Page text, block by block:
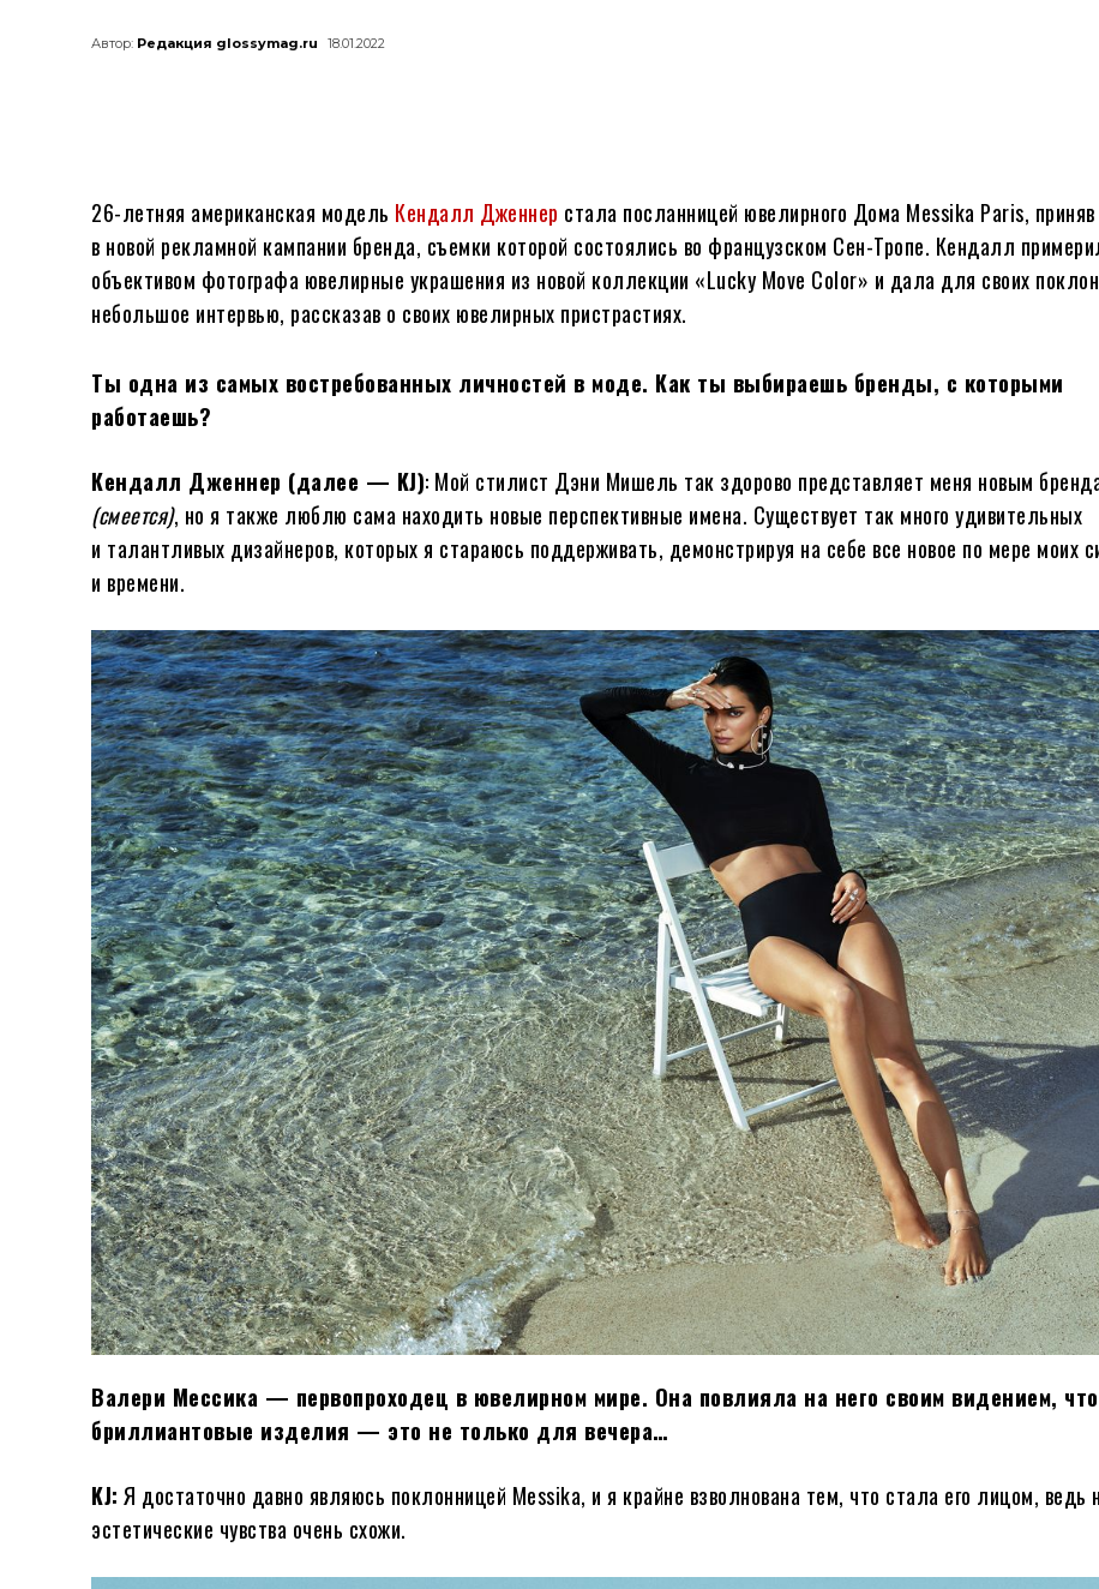
Автор: Редакция glossymag.ru 18.01.2022
26-летняя американская модель Кендалл Дженнер стала посланницей ювелирного Дома Messika Paris, приняв
в новой рекламной кампании бренда, съемки которой состоялись во французском Сен-Тропе. Кендалл
объективом фотографа ювелирные украшения из новой коллекции «Lucky Move Color» и дала для своих
небольшое интервью, рассказав о своих ювелирных пристрастиях.
Ты одна из самых востребованных личностей в моде. Как ты выбираешь бренды, с которыми
работаешь?
Кендалл Дженнер (далее — KJ): Мой стилист Дэни Мишель так здорово представляет меня новым
(смеется), но я также люблю сама находить новые перспективные имена. Существует так много удивительных
и талантливых дизайнеров, которых я стараюсь поддерживать, демонстрируя на себе все новое по мере моих
и времени.
Валери Мессика — первопроходец в ювелирном мире. Она повлияла на него своим видением, что
бриллиантовые изделия — это не только для вечера…
KJ: Я достаточно давно являюсь поклонницей Messika, и я крайне взволнована тем, что стала его лицом, ведь
эстетические чувства очень схожи.